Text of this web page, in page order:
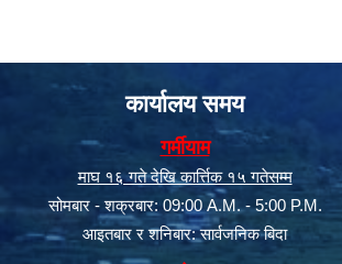
कार्यालय समय
गर्मीयाम
माघ १६ गते देखि कार्त्तिक १५ गतेसम्म
सोमबार - शक्रबार: 09:00 A.M. - 5:00 P.M.
आइतबार र शनिबार: सार्वजनिक बिदा